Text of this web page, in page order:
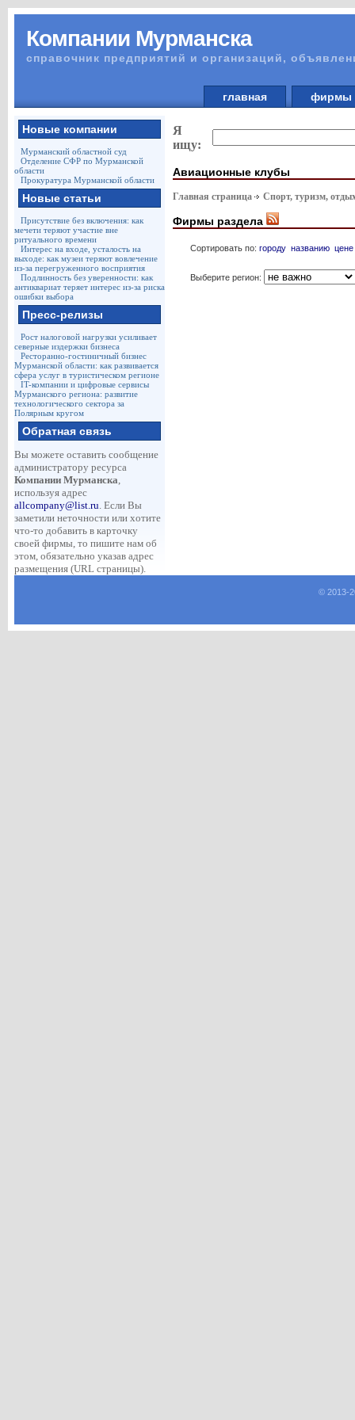
Компании Мурманска
справочник предприятий и организаций,
главная
Новые компании
Мурманский областной суд
Отделение СФР по Мурманской
области
Прокуратура Мурманской области
Новые статьи
Присутствие без включения: как
мечети теряют участие вне
ритуального времени
Интерес на входе, усталость на
выходе: как музеи теряют вовлечение
из-за перегруженного восприятия
Подлинность без уверенности: как
антиквариат теряет интерес из-за риска
ошибки выбора
Пресс-релизы
Рост налоговой нагрузки усиливает
северные издержки бизнеса
Ресторанно-гостиничный бизнес
Мурманской области: как развивается
сфера услуг в туристическом регионе
IT-компании и цифровые сервисы
Мурманского региона: развитие
технологического сектора за
Полярным кругом
Обратная связь
Вы можете оставить сообщение
администратору ресурса
Компании Мурманска,
используя адрес
allcompany@list.ru. Если Вы
заметили неточности или хотите
что-то добавить в карточку
своей фирмы, то пишите нам об
этом, обязательно указав адрес
размещения (URL страницы).
Я
ищу:
Авиационные клубы
Главная страница Спорт, туризм,
Фирмы раздела
Сортировать по: городу названию цене
Выберите регион:
© 2013-